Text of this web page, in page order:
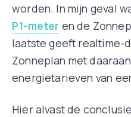
worden. In mijn geval
P1-meter en de
laatste geeft realtime-
Zonneplan met
energietarieven van
Hier alvast de